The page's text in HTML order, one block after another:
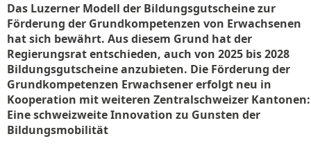
Das Luzerner Modell der Bildungsgutscheine zur
Förderung der Grundkompetenzen von Erwachsenen
hat sich bewährt. Aus diesem Grund hat der
Regierungsrat entschieden, auch von 2025 bis 2028
Bildungsgutscheine anzubieten. Die Förderung der
Grundkompetenzen Erwachsener erfolgt neu in
Kooperation mit weiteren Zentralschweizer Kantonen:
Eine schweizweite Innovation zu Gunsten der
Bildungsmobilität